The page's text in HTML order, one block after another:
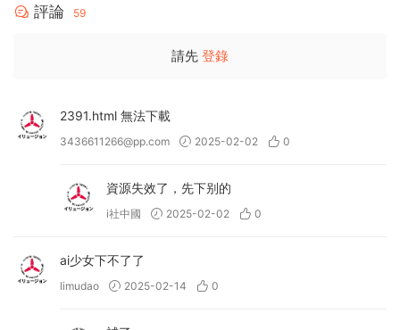
評論 59
請先 登錄
2391.html 無法下載
3436611266@pp.com 2025-02-02 0
資源失效了，先下别的
i社中國 2025-02-02 0
ai少女下不了了
limudao 2025-02-14 0